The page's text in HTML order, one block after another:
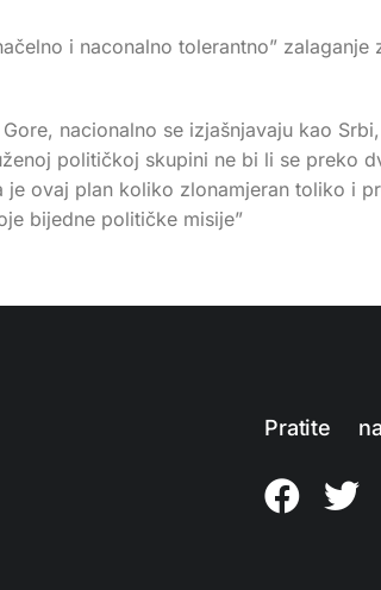
i naconalno tolerantno”
nacionalno se izjašnjavaju kao
političkoj skupini ne bi li se preko
ovaj plan koliko zlonamjeran toliko i
bijedne političke misije”
Pratite